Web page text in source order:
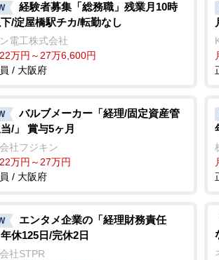
経験者募集「総務職」残業月10時
/淀屋橋駅チカ/転勤なし
電工株式会社
万円～27万6,600円
/ 大阪府
バルブメーカー「経理/固定資産管
/」 賞与5ヶ月
社フジキン
万円～27万円
/ 大阪府
エンタメ企業の「経理財務責任
休125日/完休2日
社STPR